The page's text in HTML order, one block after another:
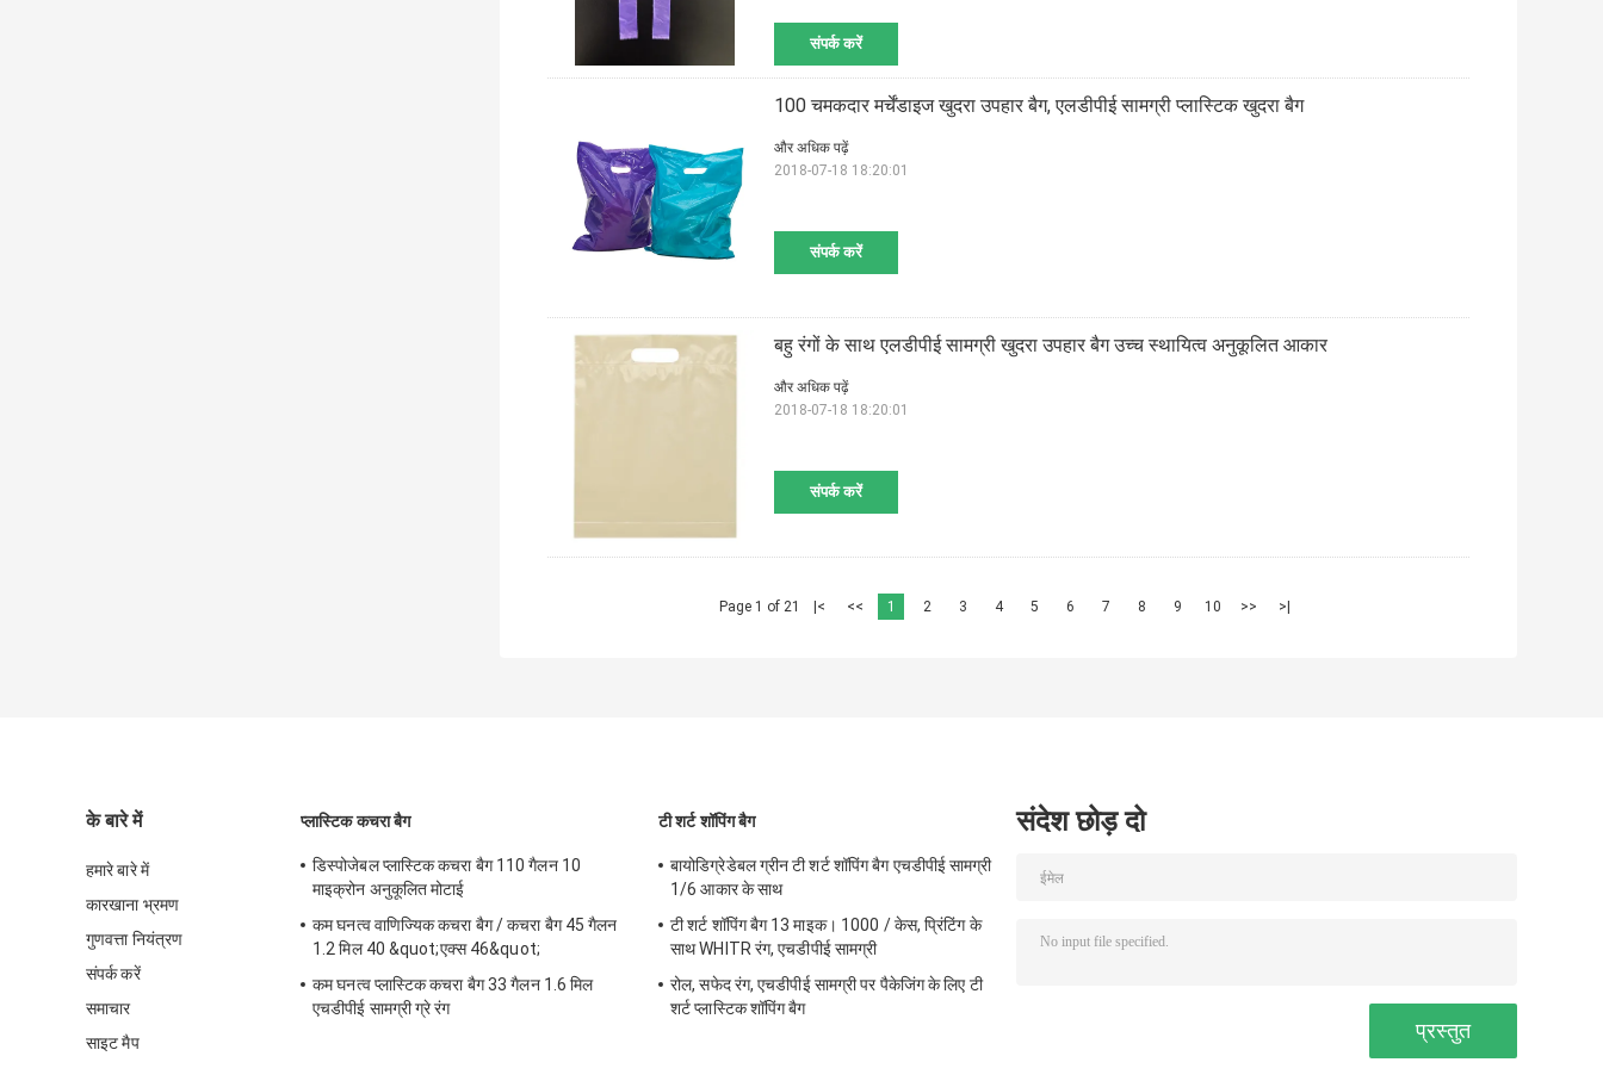
संपर्क करें
100 चमकदार मर्चेंडाइज खुदरा उपहार बैग, एलडीपीई सामग्री प्लास्टिक खुदरा बैग
संपर्क करें
और अधिक पढ़ें
2018-07-18 18:20:01
बहु रंगों के साथ एलडीपीई सामग्री खुदरा उपहार बैग उच्च स्थायित्व अनुकूलित आकार
संपर्क करें
और अधिक पढ़ें
2018-07-18 18:20:01
Page 1 of 21 |< << 1 2 3 4 5 6 7 8 9 10 >> >|
के बारे में
हमारे बारे में
कारखाना भ्रमण
गुणवत्ता नियंत्रण
संपर्क करें
समाचार
साइट मैप
प्लास्टिक कचरा बैग
डिस्पोजेबल प्लास्टिक कचरा बैग 110 गैलन 10
माइक्रोन अनुकूलित मोटाई
कम घनत्व वाणिज्यिक कचरा बैग / कचरा बैग 45 गैलन
1.2 मिल 40 &quot;एक्स 46&quot;
कम घनत्व प्लास्टिक कचरा बैग 33 गैलन 1.6 मिल
एचडीपीई सामग्री ग्रे रंग
टी शर्ट शॉपिंग बैग
बायोडिग्रेडेबल ग्रीन टी शर्ट शॉपिंग बैग एचडीपीई सामग्री
1/6 आकार के साथ
टी शर्ट शॉपिंग बैग 13 माइक। 1000 / केस, प्रिंटिंग के
साथ WHITR रंग, एचडीपीई सामग्री
रोल, सफेद रंग, एचडीपीई सामग्री पर पैकेजिंग के लिए टी
शर्ट प्लास्टिक शॉपिंग बैग
संदेश छोड़ दो